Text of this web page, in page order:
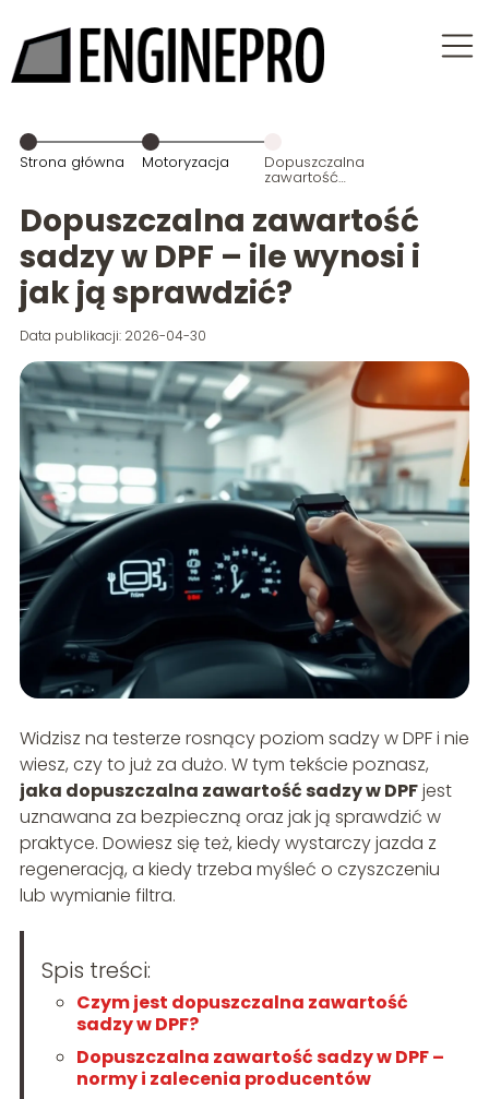
Strona główna Motoryzacja Dopuszczalna
zawartość
ile wynosi i jak
ją sprawdzić?
Dopuszczalna zawartość
sadzy w DPF – ile wynosi i
jak ją sprawdzić?
Data publikacji: 2026-04-30
Widzisz na testerze rosnący poziom sadzy w DPF i nie
wiesz, czy to już za dużo. W tym tekście poznasz,
jaka dopuszczalna zawartość sadzy w DPFjest
uznawana za bezpieczną oraz jak ją sprawdzić w
praktyce. Dowiesz się też, kiedy wystarczy jazda z
regeneracją, a kiedy trzeba myśleć o czyszczeniu
lub wymianie filtra.
Spis treści:
Czym jest dopuszczalna zawartość
sadzy w DPF?
Dopuszczalna zawartość sadzy w DPF –
normy i zalecenia producentów